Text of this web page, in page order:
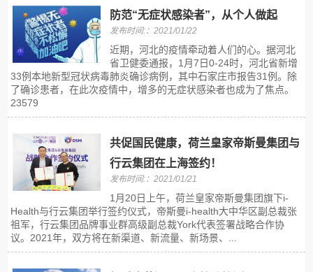
防范“无症状感染者”，从个人做起
发布时间:：2021/01/22
近期，河北的疫情牵动着人们的心。据河北
省卫健委通报，1月7日0-24时，河北省新增
33例本地新型冠状病毒肺炎确诊病例，其中石家庄市报告31例。除
了确诊患者，在此次疫情中，增多的无症状感染者也成为了焦点。
23579
共促国民健康，荷兰皇家帝斯曼集团与
行云集团在上海签约！
发布时间:：2021/01/21
1月20日上午，荷兰皇家帝斯曼集团旗下i-
Health与行云集团举行签约仪式，帝斯曼i-health大中华区副总裁张
祖军，行云集团品牌事业群高级副总裁York代表签署战略合作协
议。2021年，双方将在新渠道、新流量、新场景、...